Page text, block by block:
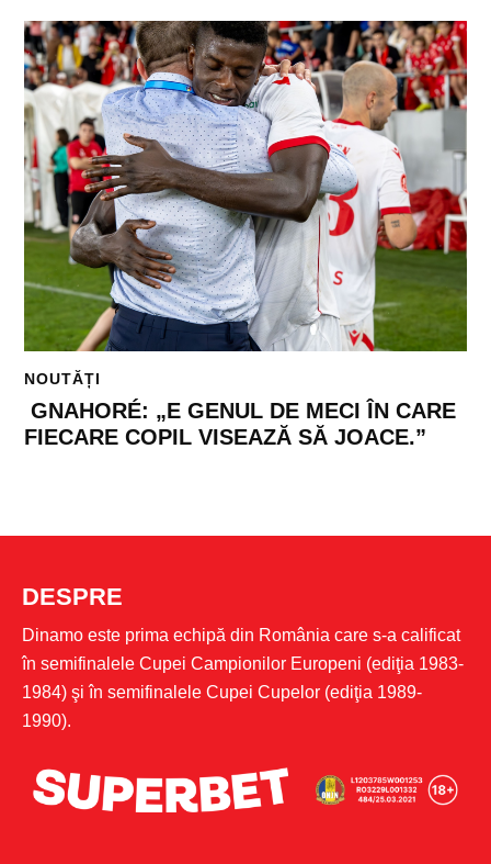
NOUTĂȚI
GNAHORÉ: „E GENUL DE MECI ÎN CARE
FIECARE COPIL VISEAZĂ SĂ JOACE.”
DESPRE
Dinamo este prima echipă din România care s-a calificat
în semifinalele Cupei Campionilor Europeni (ediţia 1983-
1984) şi în semifinalele Cupei Cupelor (ediţia 1989-
1990).